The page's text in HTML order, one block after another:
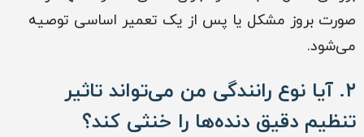
صورت بروز مشکل یا پس از یک تعمیر اساسی توصیه
می‌شود.
۲. آیا نوع رانندگی من می‌تواند تاثیر
تنظیم دقیق دنده‌ها را خنثی کند؟